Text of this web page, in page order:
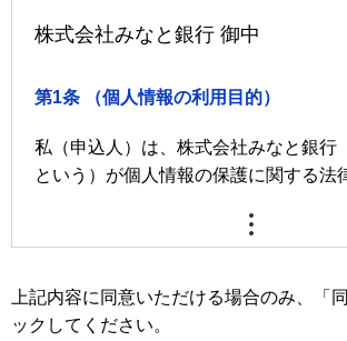
株式会社みなと銀行 御中
第1条 （個人情報の利用目的）
私（申込人）は、株式会社みなと銀行
という）が個人情報の保護に関する法
記業務ならびに利用目的の達成に必要
業務内容
預金業務、為替業務、両替業務、融
上記内容に同意いただける場合のみ、「
ックしてください。